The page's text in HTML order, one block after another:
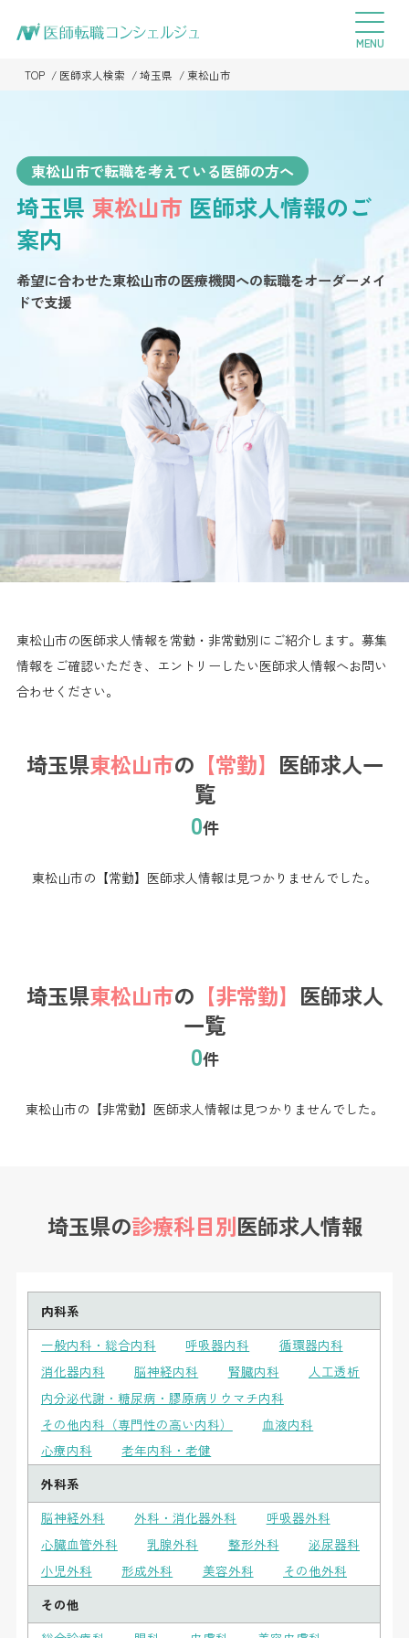
TOP 医師求人検索 埼玉県 東松山市
東松山市で転職を考えている医師の方へ
埼玉県 東松山市 医師求人情報のご
案内
希望に合わせた東松山市の医療機関への転職をオーダーメイ
ドで支援
東松山市の医師求人情報を常勤・非常勤別にご紹介します。 募集
情報をご確認いただき、エントリーしたい医師求人情報へお問い
合わせください。
埼玉県東松山市の 【常勤】 医師求人一
覧
0件
東松山市の【常勤】医師求人情報は見つかりませんでした。
埼玉県東松山市の 【非常勤】 医師求人
一覧
0件
東松山市の【非常勤】医師求人情報は見つかりませんでした。
埼玉県の診療科目別医師求人情報
内科系
一般内科・総合内科
呼吸器内科
循環器内科
消化器内科
脳神経内科 腎臓内科
人工透析
内分泌代謝・糖尿病・膠原病リウマチ内科
その他内科（専門性の高い内科）
血液内科
心療内科
老年内科・老健
外科系
脳神経外科
外科・消化器外科
呼吸器外科
心臓血管外科
乳腺外科 整形外科
泌尿器科
小児外科
形成外科 美容外科
その他外科
その他